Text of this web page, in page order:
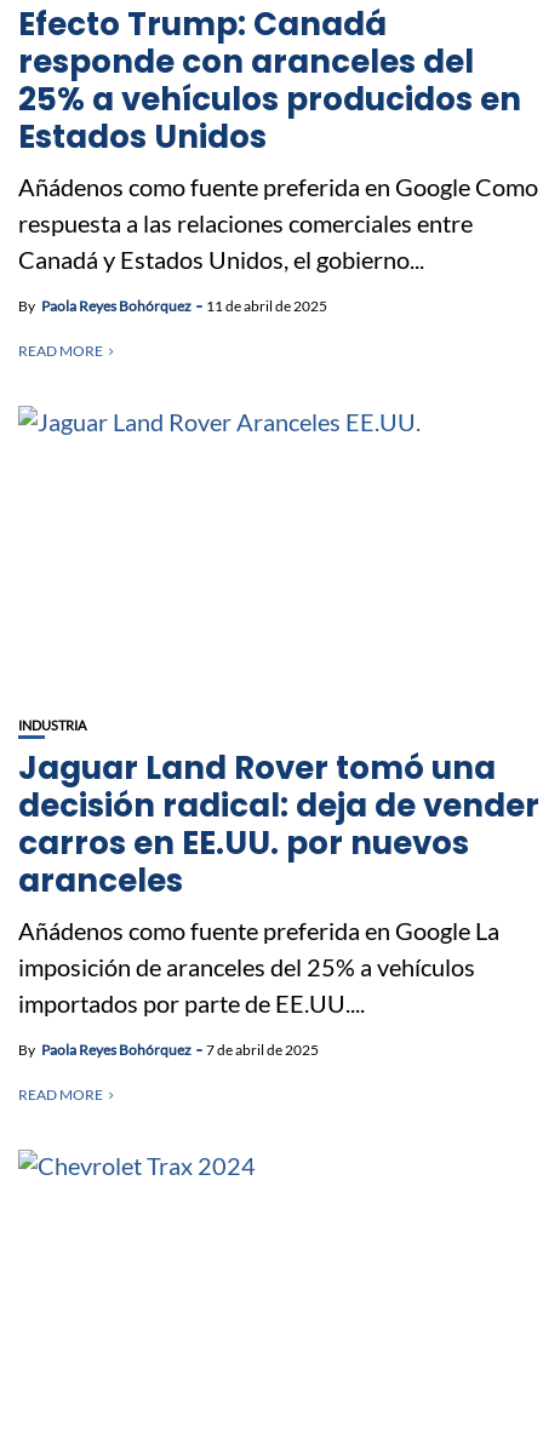
Efecto Trump: Canadá
responde con aranceles del
25% a vehículos producidos en
Estados Unidos
Añádenos como fuente preferida en Google Como
respuesta a las relaciones comerciales entre
Canadá y Estados Unidos, el gobierno...
By Paola Reyes Bohórquez 11 de abril de 2025
READ MORE
INDUSTRIA
Jaguar Land Rover tomó una
decisión radical: deja de vender
carros en EE.UU. por nuevos
aranceles
Añádenos como fuente preferida en Google La
imposición de aranceles del 25% a vehículos
importados por parte de EE.UU....
By Paola Reyes Bohórquez 7 de abril de 2025
READ MORE